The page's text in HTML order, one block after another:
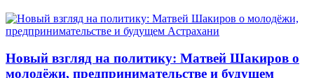
Новый взгляд на политику: Матвей Шакиров о
молодёжи, предпринимательстве и будущем